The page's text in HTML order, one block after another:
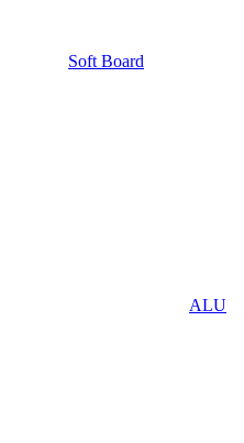
Soft Board
ALU